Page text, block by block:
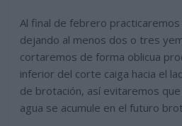
Al final de febrero practicaremos
dejando al menos dos o tres
cortaremos de forma oblicua
inferior del corte caiga hacia el
de brotación, así evitaremos
agua se acumule en el futuro